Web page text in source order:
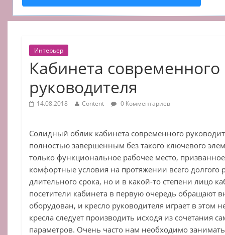
Интерьер
Кабинета современного
руководителя
14.08.2018 Content 0 Комментариев
Солидный облик кабинета современного
полностью завершенным без такого ключевого
только функциональное рабочее место,
комфортные условия на протяжении всего долгого
длительного срока, но и в какой-то степени лицо
посетители кабинета в первую очередь обращают
оборудован, и кресло руководителя играет в
кресла следует производить исходя из сочетания
параметров. Очень часто нам необходимо